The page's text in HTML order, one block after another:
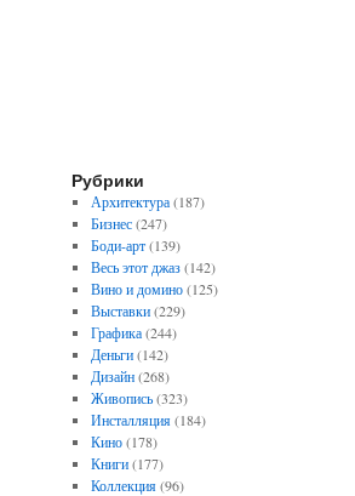
Рубрики
Архитектура(187)
Бизнес(247)
Боди-арт(139)
Весь этот джаз(142)
Вино и домино(125)
Выставки(229)
Графика(244)
Деньги(142)
Дизайн(268)
Живопись(323)
Инсталляция(184)
Кино(178)
Книги(177)
Коллекция(96)